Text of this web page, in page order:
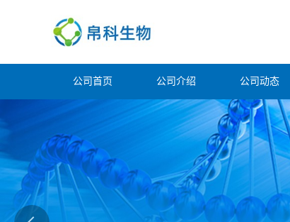
公司首页 公司介绍 公司动态